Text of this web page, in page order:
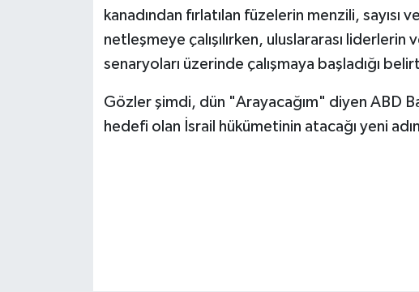
kanadından fırlatılan füzelerin menzili,
netleşmeye çalışılırken, uluslararası
senaryoları üzerinde çalışmaya başladığı
Gözler şimdi, dün "Arayacağım" diyen ABD
hedefi olan İsrail hükümetinin atacağı yeni